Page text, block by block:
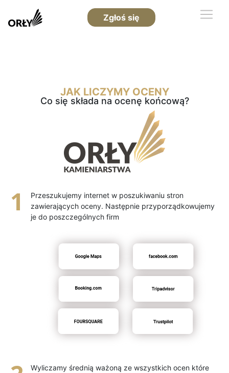
Zgłoś się
JAK LICZYMY OCENY
Co się składa na ocenę końcową?
Przeszukujemy internet w poszukiwaniu stron
zawierających oceny. Następnie przyporządkowujemy
je do poszczególnych firm
Wyliczamy średnią ważoną ze wszystkich ocen które